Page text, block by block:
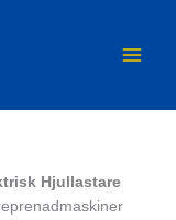
Hjullastare